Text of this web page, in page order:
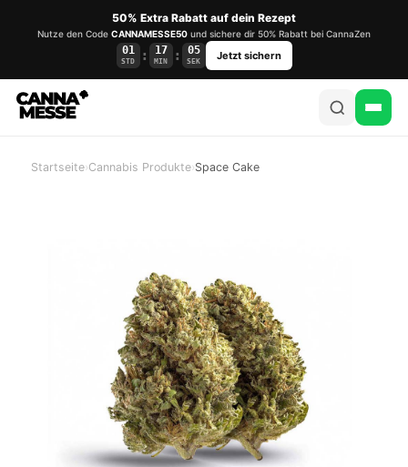
50% Extra Rabatt auf dein Rezept
Nutze den Code CANNAMESSE50 und sichere dir 50% Rabatt bei CannaZen
01
STD : 17
MIN : 05
SEK Jetzt sichern
Startseite›Cannabis Produkte›Space Cake